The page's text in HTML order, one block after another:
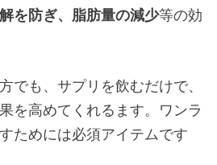
を防ぎ、 脂肪量の減少等の効
でも、サプリを飲むだけで、
を高めてくれるます。ワンラ
ためには必須アイテムです